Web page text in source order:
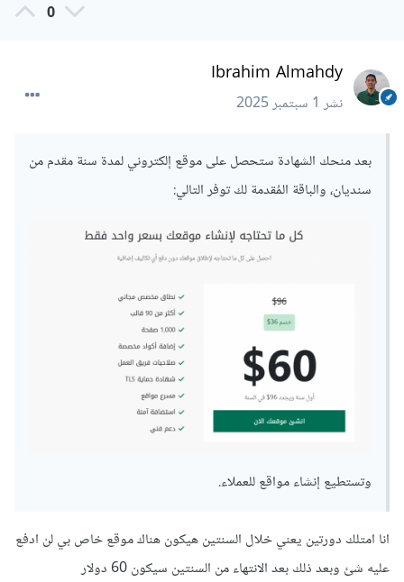
0
Ibrahim Almahdy
نشر1 سبتمبر 2025
بعد منحك الشهادة ستحصل على موقع إلكتروني لمدة سنة مقدم من
سنديان، والباقة المُقدمة لك توفر التالي:
وتستطيع إنشاء مواقع للعملاء.
انا امتلك دورتين يعني خلال السنتين هيكون هناك موقع خاص بي لن ادفع
عليه شئ وبعد ذلك بعد الانتهاء من السنتين سيكون 60 دولار